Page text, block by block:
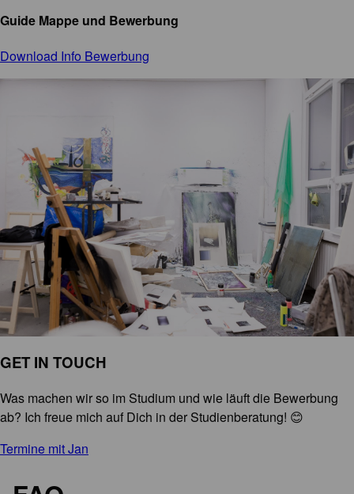
Guide Mappe und Bewerbung
Download Info Bewerbung
GET IN TOUCH
Was machen wir so im Studium und wie läuft die Bewerbung
ab? Ich freue mich auf Dich in der Studienberatung! 😊
Termine mit Jan